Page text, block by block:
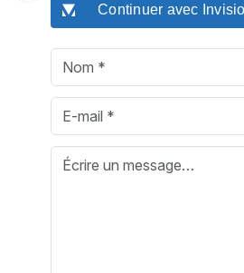
Continuer avec